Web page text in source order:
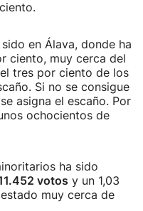
en Álava, donde ha
ciento, muy cerca del
tres por ciento de los
Si no se consigue
asigna el escaño. Por
ochocientos de
ha sido
votos y un 1,03
muy cerca de